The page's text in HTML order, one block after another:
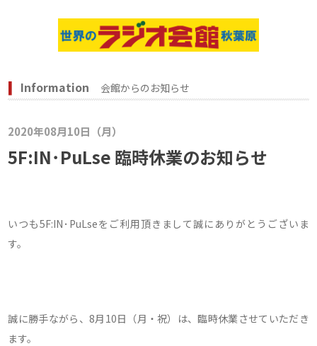
Information 会館からのお知らせ
2020年08月10日（月）
5F:IN･PuLse 臨時休業のお知らせ
いつも5F:IN･PuLseをご利用頂きまして誠にありがとうございま
す。
誠に勝手ながら、8月10日（月・祝）は、臨時休業させていただき
ます。